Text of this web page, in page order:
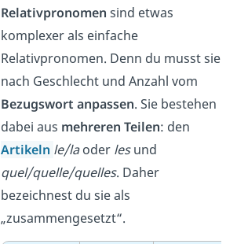
Relativpronomen sind etwas
komplexer als einfache
Relativpronomen. Denn du musst sie
nach Geschlecht und Anzahl vom
Bezugswort anpassen. Sie bestehen
dabei aus mehreren Teilen: den
Artikeln le/laoder lesund
quel/quelle/quelles. Daher
bezeichnest du sie als
„zusammengesetzt“.